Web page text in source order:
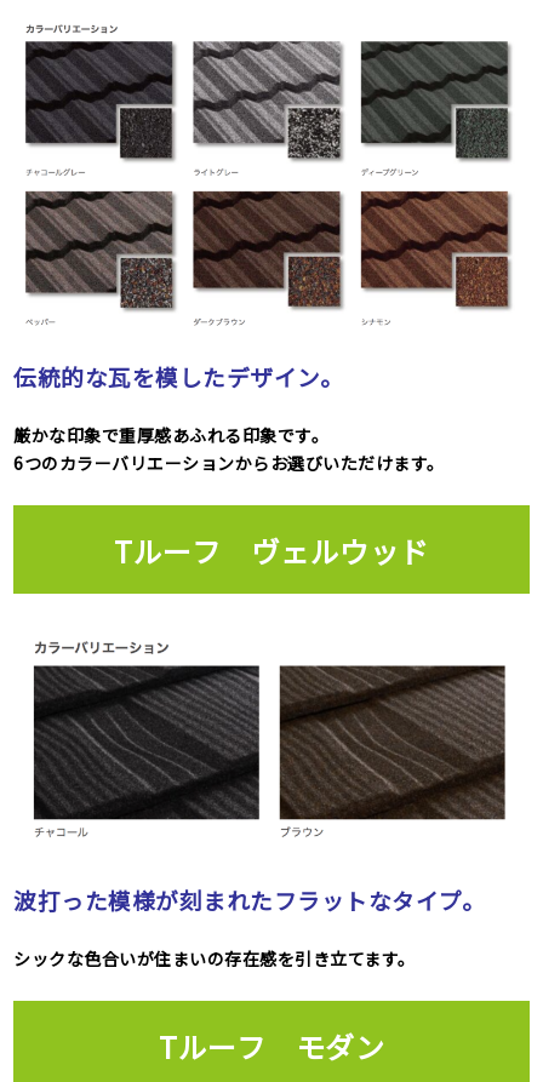
伝統的な瓦を模したデザイン。
厳かな印象で重厚感あふれる印象です。
6つのカラーバリエーションからお選びいただけます。
Tルーフ ヴェルウッド
波打った模様が刻まれたフラットなタイプ。
シックな色合いが住まいの存在感を引き立てます。
Tルーフ モダン